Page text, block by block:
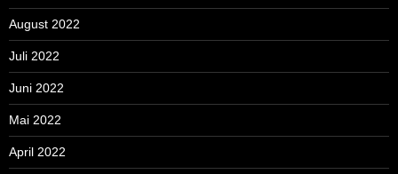
August 2022
Juli 2022
Juni 2022
Mai 2022
April 2022